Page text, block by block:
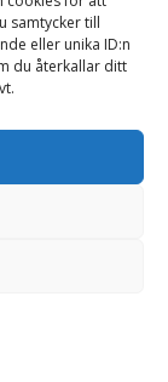
samtycker till
eller unika ID:n
du återkallar ditt
Paté
Leaves